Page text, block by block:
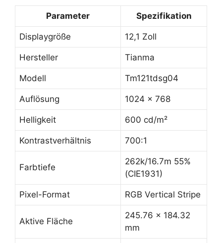
Parameter Spezifikation
Displaygröße 12,1 Zoll
Hersteller Tianma
Modell Tm121tdsg04
Auflösung 1024 x 768
Helligkeit 600 cd/m²
Kontrastverhältnis 700:1
Farbtiefe
262k/16.7m 55%
(CIE1931)
Pixel-Format RGB Vertical Stripe
Aktive Fläche
245.76 x 184.32
mm